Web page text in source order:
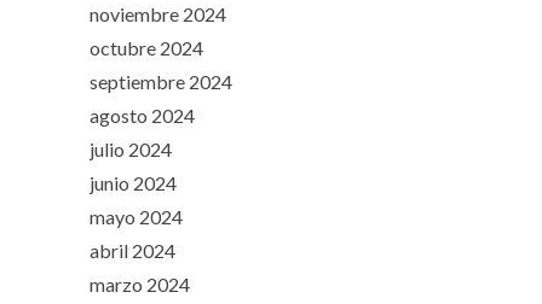
noviembre 2024
octubre 2024
septiembre 2024
agosto 2024
julio 2024
junio 2024
mayo 2024
abril 2024
marzo 2024